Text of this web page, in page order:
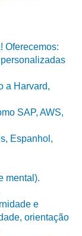
Oferecemos:
a Harvard,
SAP, AWS,
Espanhol,
mental).
e
orientação